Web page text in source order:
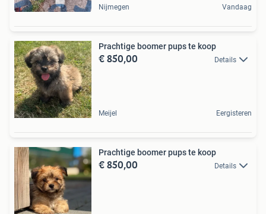
Nijmegen Vandaag
Prachtige boomer pups te koop
€ 850,00 Details
Meijel Eergisteren
Prachtige boomer pups te koop
€ 850,00 Details